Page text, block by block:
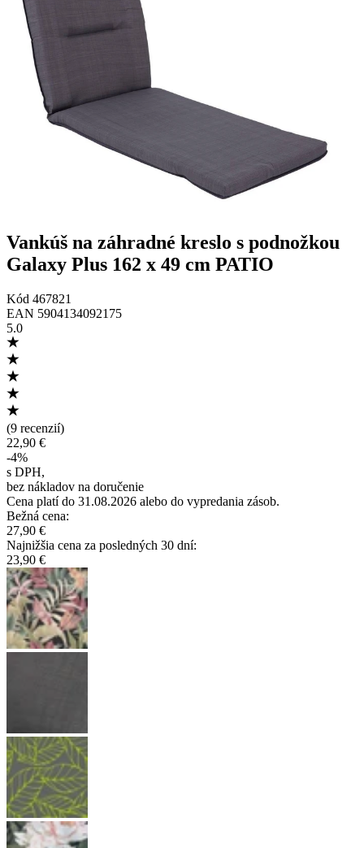
Vankúš na záhradné kreslo s podnožkou
Galaxy Plus 162 x 49 cm PATIO
Kód 467821
EAN 5904134092175
5.0
(9 recenzií)
22,90 €
-4%
s DPH,
bez nákladov na doručenie
Cena platí do 31.08.2026 alebo do vypredania zásob.
Bežná cena:
27,90 €
Najnižšia cena za posledných 30 dní:
23,90 €